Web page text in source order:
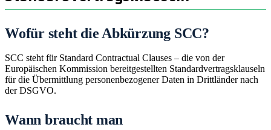
Wofür steht die Abkürzung SCC?
SCC steht für Standard Contractual Clauses – die von der
Europäischen Kommission bereitgestellten Standardvertragsklauseln
für die Übermittlung personenbezogener Daten in Drittländer nach
der DSGVO.
Wann braucht man